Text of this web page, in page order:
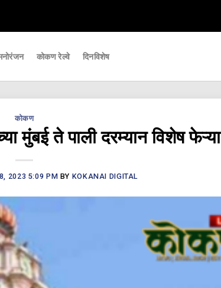
कोकण रेल्वे दिनविशेष
कोकण
मुंबई ते पाली दरम्यान विशेष फेऱ्या
2023 5:09 PM BY KOKANAI DIGITAL